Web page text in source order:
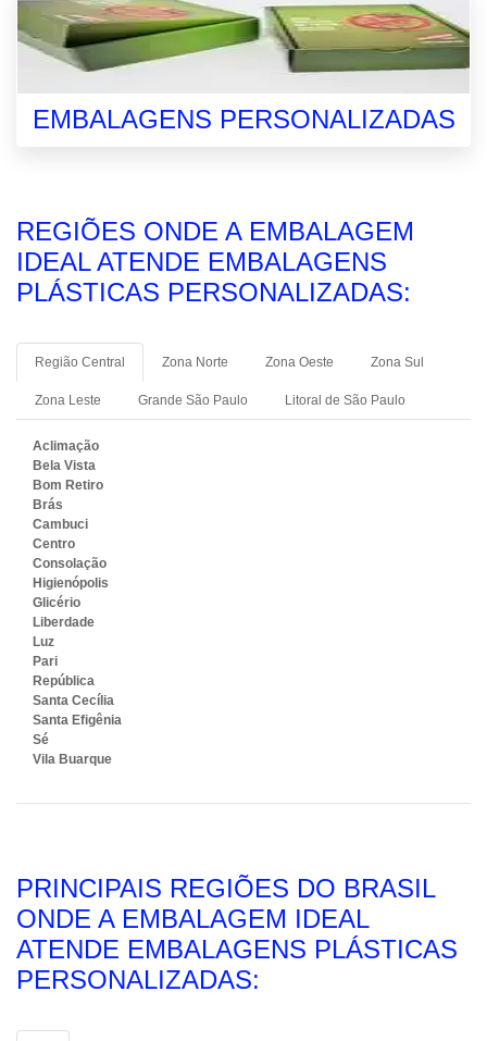
EMBALAGENS PERSONALIZADAS
REGIÕES ONDE A EMBALAGEM
IDEAL ATENDE EMBALAGENS
PLÁSTICAS PERSONALIZADAS:
Região Central Zona Norte Zona Oeste Zona Sul
Zona Leste Grande São Paulo Litoral de São Paulo
Aclimação
Bela Vista
Bom Retiro
Brás
Cambuci
Centro
Consolação
Higienópolis
Glicério
Liberdade
Luz
Pari
República
Santa Cecília
Santa Efigênia
Sé
Vila Buarque
PRINCIPAIS REGIÕES DO BRASIL
ONDE A EMBALAGEM IDEAL
ATENDE EMBALAGENS PLÁSTICAS
PERSONALIZADAS: